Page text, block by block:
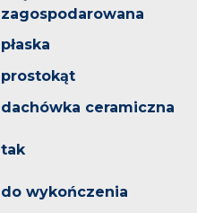
zagospodarowana
płaska
prostokąt
dachówka ceramiczna
tak
do wykończenia